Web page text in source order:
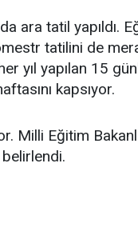
ara tatil yapıldı.
tatilini de
yıl yapılan 15
kapsıyor.
Milli Eğitim